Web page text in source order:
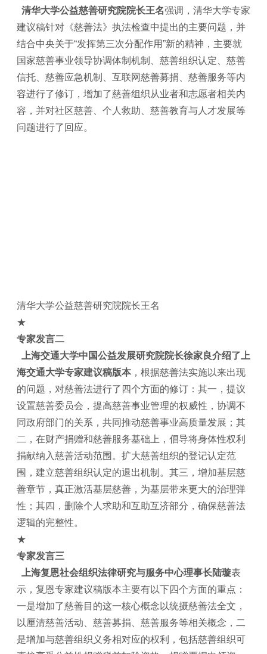
清华大学公益慈善研究院院长王名强调，清华大学专家
建议稿针对《慈善法》执法检查中提出的主要问题，并
结合中央关于“发挥第三次分配作用”新的精神，主要就
国家慈善事业领导协调体制机制、慈善组织认定、慈善
信托、慈善应急机制、互联网慈善募捐、慈善服务等内
容进行了修订，增加了慈善组织从业者和志愿者相关内
容，并对社区慈善、个人救助、慈善教育与人才发展等
问题进行了回应。
清华大学公益慈善研究院院长王名
★
专家发言二
上海交通大学中国公益发展研究院院长徐家良介绍了上
海交通大学专家建议稿版本，根据慈善法实施以来出现
的问题，对慈善法进行了四个方面的修订：其一，提议
设置慈善委员会，提高慈善事业管理的权威性，协调不
同政府部门的关系，共同推动慈善事业高质量发展；其
二，在财产捐赠和慈善服务基础上，倡导将身体性权利
捐献纳入慈善活动范围。扩大慈善组织的登记认定范
围，建立慈善组织认定的退出机制。其三，增加基层慈
善章节，真正激活基层慈善，为基层带来更大的治理弹
性；其四，删除个人求助和互助互济部分，确保慈善法
逻辑的完整性。
★
专家发言三
上海复恩社会组织法律研究与服务中心理事长陆璇表
示，复恩专家建议稿版本主要有以下四个方面的重点：
一是增加了慈善目的这一核心概念以统摄慈善法全文，
以厘清慈善活动、慈善募捐、慈善服务等相关概念，二
是增加与慈善组织义务相对应的权利，包括慈善组织可